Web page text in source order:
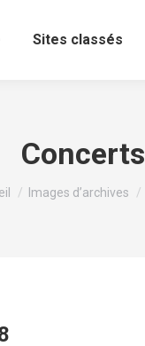
Sites classés
Concerts
êtes ici :Images d’archives